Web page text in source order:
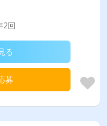
2回
る
募